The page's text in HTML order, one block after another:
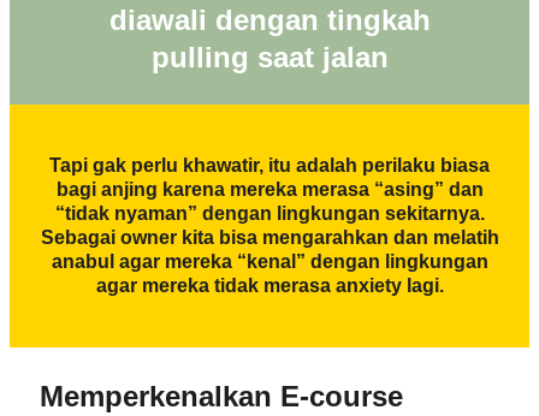
diawali dengan tingkah
pulling saat jalan
Tapi gak perlu khawatir, itu adalah perilaku biasa
bagi anjing karena mereka merasa “asing” dan
“tidak nyaman” dengan lingkungan sekitarnya.
Sebagai owner kita bisa mengarahkan dan melatih
anabul agar mereka “kenal” dengan lingkungan
agar mereka tidak merasa anxiety lagi.
Memperkenalkan E-course